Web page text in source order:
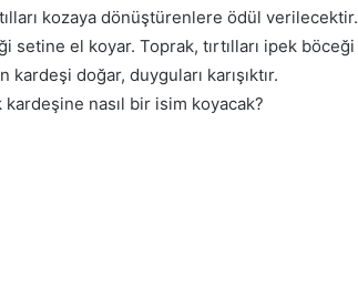
kozaya dönüştürenlere ödül verilecektir.
el koyar. Toprak, tırtılları ipek böceği
kardeşi doğar, duyguları karışıktır.
nasıl bir isim koyacak?